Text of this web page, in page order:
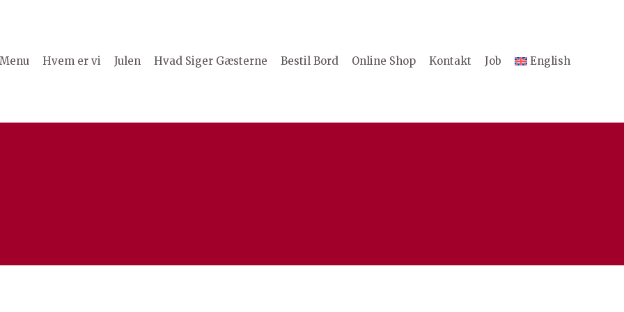
Menu Hvem er vi Julen Hvad Siger Gæsterne Bestil Bord Online Shop Kontakt Job English